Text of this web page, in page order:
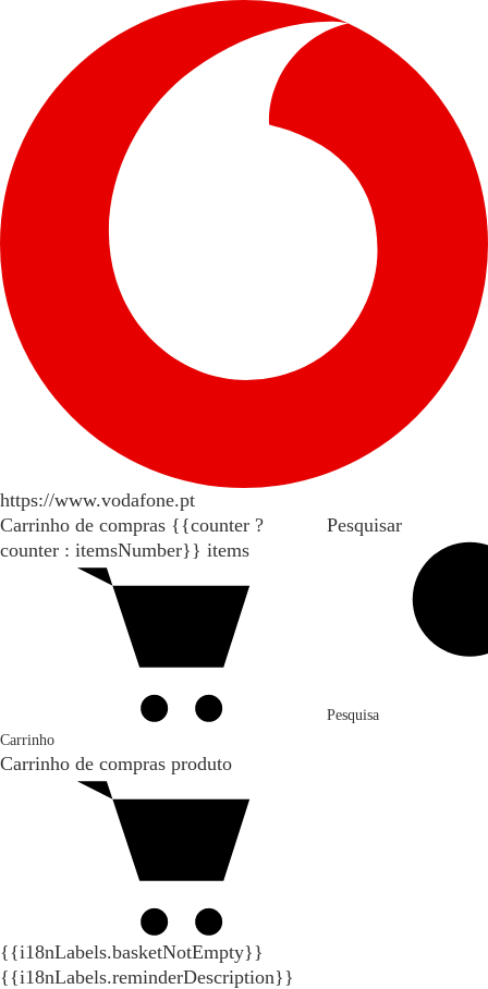
https://www.vodafone.pt
Carrinho de compras {{counter ?
counter : itemsNumber}} items
Carrinho
Carrinho de compras produto
{{i18nLabels.basketNotEmpty}}
{{i18nLabels.reminderDescription}}
Pesquisar
Pesquisa